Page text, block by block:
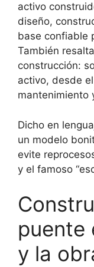
activo
diseño,
base confiable
También
construcción:
activo, desde
mantenimiento
Dicho en
un modelo
evite
y el famoso
puente
y la